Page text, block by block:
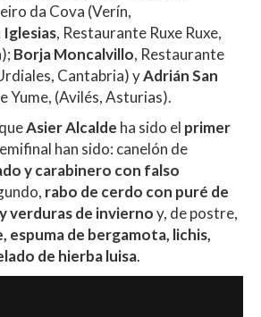
da Cova (Verín,
, Restaurante Ruxe Ruxe,
Borja Moncalvillo, Restaurante
Cantabria) yAdrián San
Yume, (Avilés, Asturias).
Asier Alcalde ha sido el primer
han sido: canelón de
y carabinero con falso
rabo de cerdo con puré de
verduras de inviernoy, de postre,
espuma de bergamota, lichis,
de hierba luisa.